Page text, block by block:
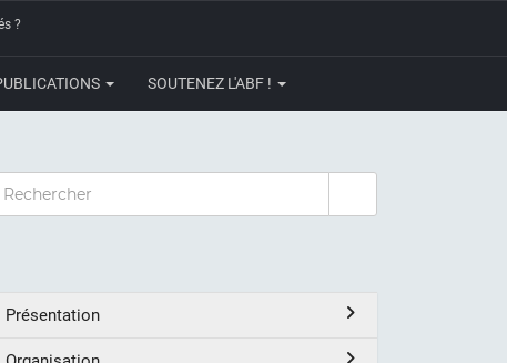
?
SOUTENEZ L'ABF !
Présentation